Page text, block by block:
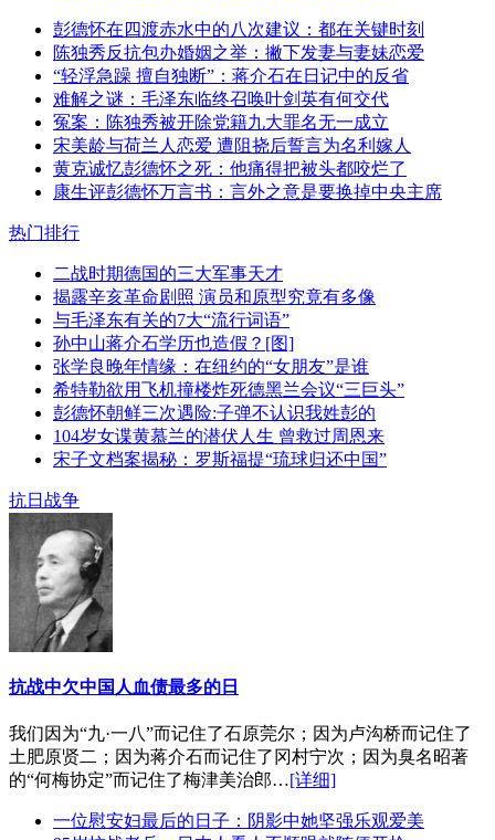
彭德怀在四渡赤水中的八次建议：都在关键时刻
陈独秀反抗包办婚姻之举：撇下发妻与妻妹恋爱
“轻浮急躁 擅自独断”：蒋介石在日记中的反省
难解之谜：毛泽东临终召唤叶剑英有何交代
冤案：陈独秀被开除党籍九大罪名无一成立
宋美龄与荷兰人恋爱 遭阻挠后誓言为名利嫁人
黄克诚忆彭德怀之死：他痛得把被头都咬烂了
康生评彭德怀万言书：言外之意是要换掉中央主席
热门排行
二战时期德国的三大军事天才
揭露辛亥革命剧照 演员和原型究竟有多像
与毛泽东有关的7大“流行词语”
孙中山蒋介石学历也造假？[图]
张学良晚年情缘：在纽约的“女朋友”是谁
希特勒欲用飞机撞楼炸死德黑兰会议“三巨头”
彭德怀朝鲜三次遇险:子弹不认识我姓彭的
104岁女谍黄慕兰的潜伏人生 曾救过周恩来
宋子文档案揭秘：罗斯福提“琉球归还中国”
抗日战争
抗战中欠中国人血债最多的日
我们因为“九·一八”而记住了石原莞尔；因为卢沟桥而记住了
土肥原贤二；因为蒋介石而记住了冈村宁次；因为臭名昭著
的“何梅协定”而记住了梅津美治郎…[详细]
一位慰安妇最后的日子：阴影中她坚强乐观爱美